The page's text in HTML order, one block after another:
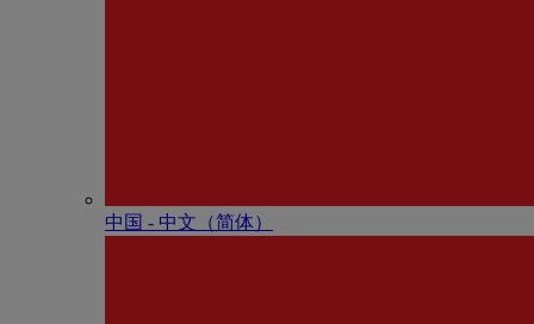
中国 - 中⽂（简体）